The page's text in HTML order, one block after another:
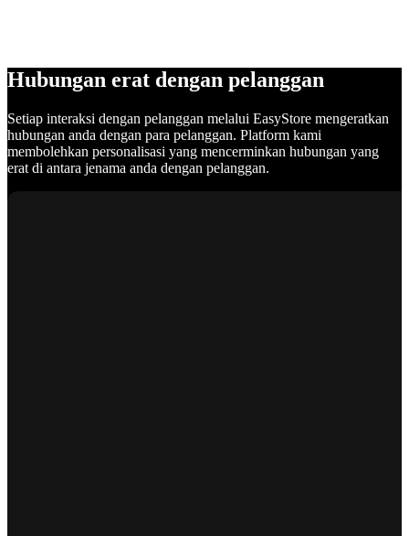
Hubungan erat dengan pelanggan
Setiap interaksi dengan pelanggan melalui EasyStore mengeratkan
hubungan anda dengan para pelanggan. Platform kami
membolehkan personalisasi yang mencerminkan hubungan yang
erat di antara jenama anda dengan pelanggan.